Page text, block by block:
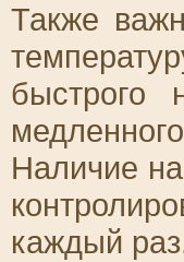
Также
быстрого
Наличие
каждый